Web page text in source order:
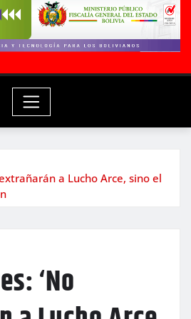
a Lucho Arce, sino el
‘No